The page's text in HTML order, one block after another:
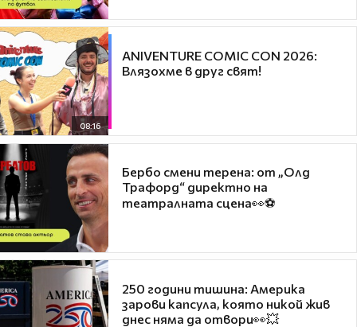
08:16
ANIVENTURE COMIC CON 2026:
Влязохме в друг свят!
Бербо смени терена: от „Олд
Трафорд“ директно на
театралната сцена👀⚽
250 години тишина: Америка
зарови капсула, която никой жив
днес няма да отвори👀💥